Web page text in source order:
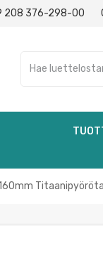
208 376-298-00